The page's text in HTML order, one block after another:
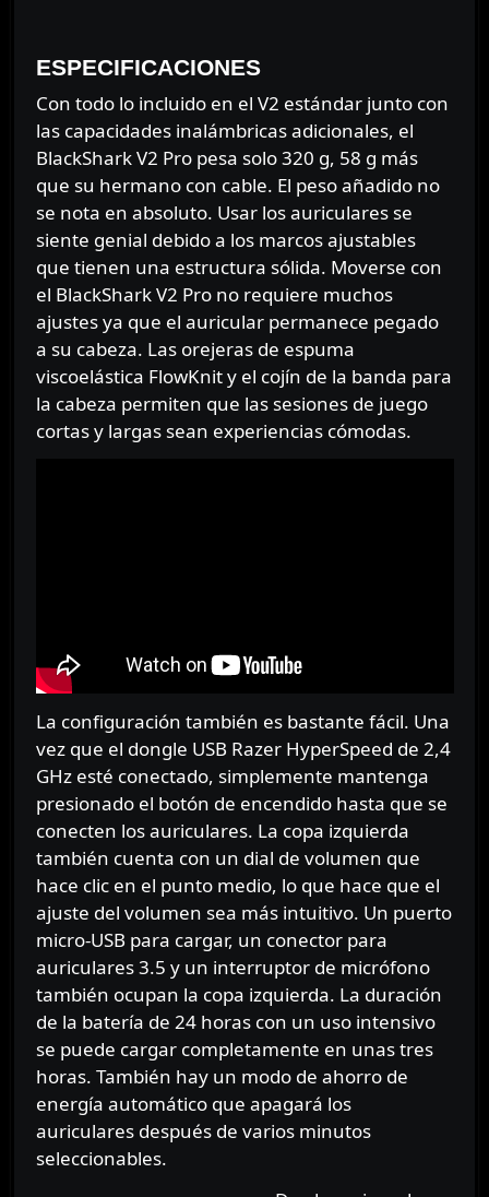
ESPECIFICACIONES
Con todo lo incluido en el V2 estándar junto con
las capacidades inalámbricas adicionales, el
BlackShark V2 Pro pesa solo 320 g, 58 g más
que su hermano con cable. El peso añadido no
se nota en absoluto. Usar los auriculares se
siente genial debido a los marcos ajustables
que tienen una estructura sólida. Moverse con
el BlackShark V2 Pro no requiere muchos
ajustes ya que el auricular permanece pegado
a su cabeza. Las orejeras de espuma
viscoelástica FlowKnit y el cojín de la banda para
la cabeza permiten que las sesiones de juego
cortas y largas sean experiencias cómodas.
La configuración también es bastante fácil. Una
vez que el dongle USB Razer HyperSpeed ​​de 2,4
GHz esté conectado, simplemente mantenga
presionado el botón de encendido hasta que se
conecten los auriculares. La copa izquierda
también cuenta con un dial de volumen que
hace clic en el punto medio, lo que hace que el
ajuste del volumen sea más intuitivo. Un puerto
micro-USB para cargar, un conector para
auriculares 3.5 y un interruptor de micrófono
también ocupan la copa izquierda. La duración
de la batería de 24 horas con un uso intensivo
se puede cargar completamente en unas tres
horas. También hay un modo de ahorro de
energía automático que apagará los
auriculares después de varios minutos
seleccionables.